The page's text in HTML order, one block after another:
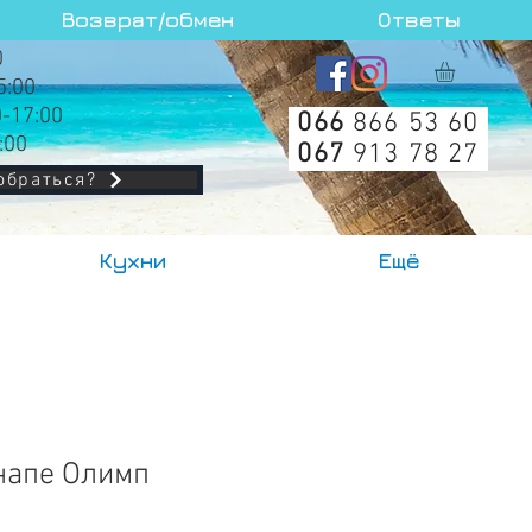
Возврат/обмен Ответы
17:00
066 866 53 60
067 913 78 27
Кухни Ещё
Олимп